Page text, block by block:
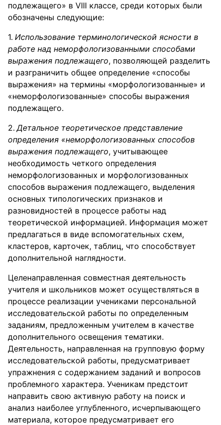
подлежащего» в VIII классе, среди которых были
обозначены следующие:
Использование терминологической ясности в
работе над неморфологизованными способами
выражения подлежащего, позволяющей разделить
и разграничить общее определение «способы
выражения» на термины «морфологизованные» и
«неморфологизованные» способы выражения
подлежащего.
Детальное теоретическое представление
определения «неморфологизованных способов
выражения подлежащего, учитывающее
необходимость четкого определения
неморфологизованных и морфологизованных
способов выражения подлежащего, выделения
основных типологических признаков и
разновидностей в процессе работы над
теоретической информацией. Информация может
предлагаться в виде вспомогательных схем,
кластеров, карточек, таблиц, что способствует
дополнительной наглядности.
Целенаправленная совместная деятельность
учителя и школьников может осуществляться в
процессе реализации учениками персональной
исследовательской работы по определенным
заданиям, предложенным учителем в качестве
дополнительного освещения тематики.
Деятельность, направленная на групповую форму
исследовательской работы, предусматривает
упражнения с содержанием заданий и вопросов
проблемного характера. Ученикам предстоит
направить свою активную работу на поиск и
анализ наиболее углубленного, исчерпывающего
материала, которое предусматривает его